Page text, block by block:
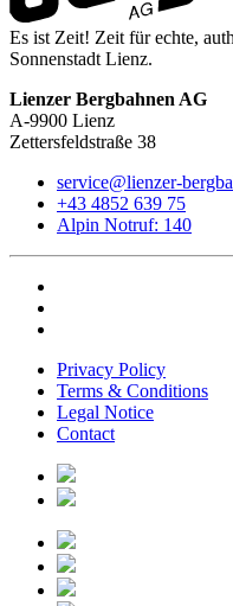
Es ist Zeit! Zeit für echte,
Sonnenstadt Lienz.
Lienzer Bergbahnen AG
A-9900 Lienz
Zettersfeldstraße 38
service@lienzer-
+43 4852 639 75
Alpin Notruf: 140
Privacy Policy
Terms & Conditions
Legal Notice
Contact